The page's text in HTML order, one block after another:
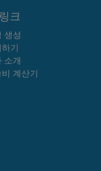
크
생성
기
소개
계산기